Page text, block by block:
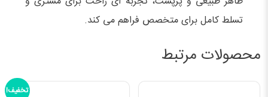
تسلط کامل برای متخصص فراهم می‌ کند.
محصولات مرتبط
تخفیف!